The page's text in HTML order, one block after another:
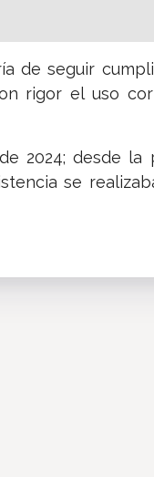
de seguir
rigor el uso
2024; desde la
se